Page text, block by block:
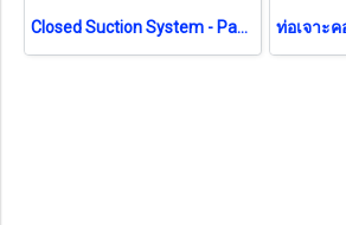
Closed Suction System - Pacific Health No.14 สายดูดเสมหะระบบปิด (exp 04-2026)